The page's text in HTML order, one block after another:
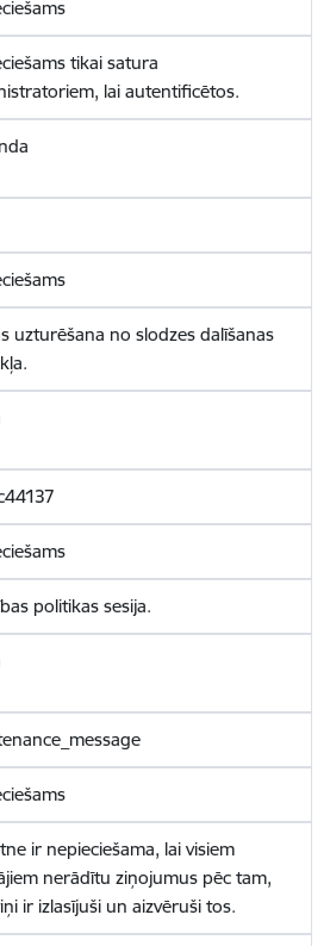
tikai satura
lai autentificētos.
uzturēšana no slodzes dalīšanas
politikas sesija.
ir nepieciešama, lai visiem
nerādītu ziņojumus pēc tam,
ir izlasījuši un aizvēruši tos.